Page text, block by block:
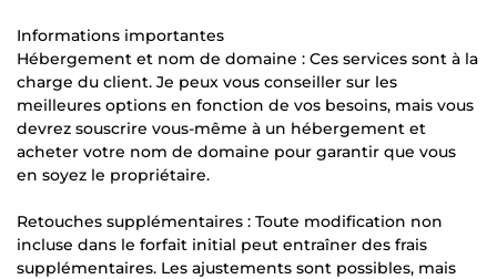
Informations importantes
Hébergement et nom de domaine : Ces services sont à la
charge du client. Je peux vous conseiller sur les
meilleures options en fonction de vos besoins, mais vous
devrez souscrire vous-même à un hébergement et
acheter votre nom de domaine pour garantir que vous
en soyez le propriétaire.
Retouches supplémentaires : Toute modification non
incluse dans le forfait initial peut entraîner des frais
supplémentaires. Les ajustements sont possibles, mais